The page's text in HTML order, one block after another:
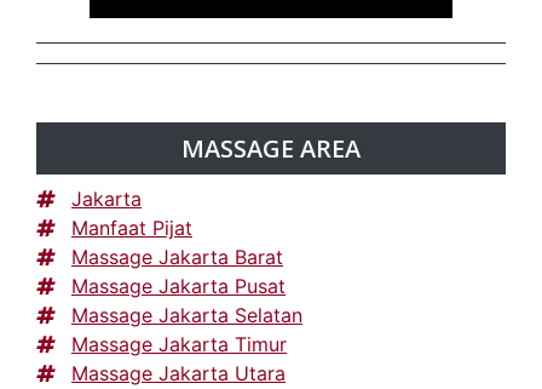
MASSAGE AREA
Jakarta
Manfaat Pijat
Massage Jakarta Barat
Massage Jakarta Pusat
Massage Jakarta Selatan
Massage Jakarta Timur
Massage Jakarta Utara